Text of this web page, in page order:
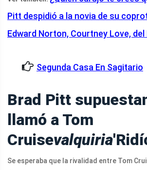
Pitt despidió a la novia de su
Edward Norton, Courtney Love, del
Segunda Casa En Sagitario
Brad Pitt
llamó a Tom
Cruisevalquiria
Se esperaba que la rivalidad entre Tom